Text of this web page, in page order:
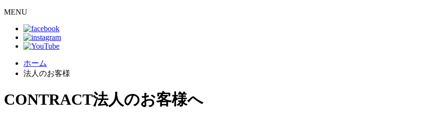
MENU
ホーム
法人のお客様
CONTRACT法人のお客様へ